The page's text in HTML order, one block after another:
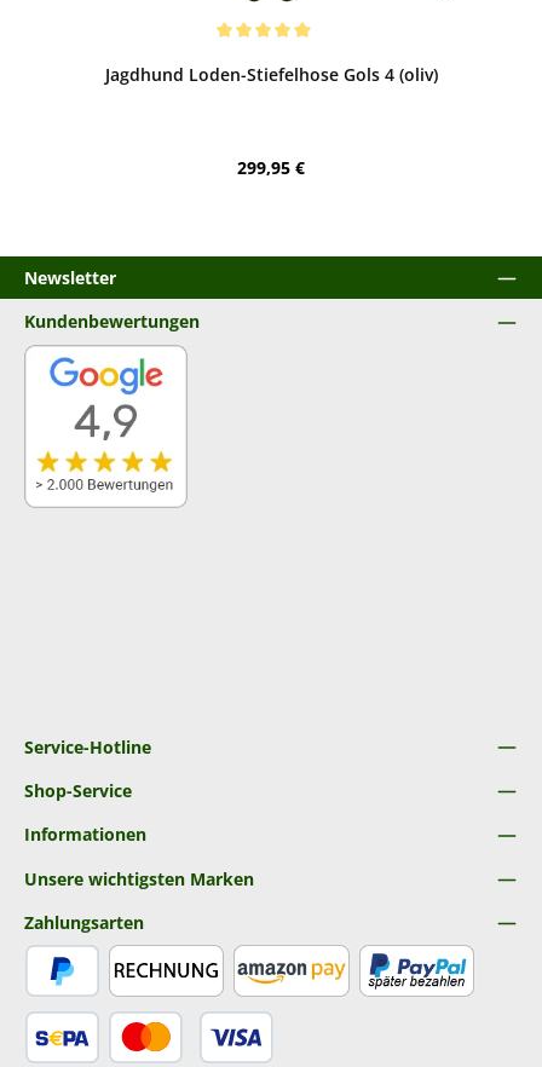
Jagdhund Loden-Stiefelhose Gols 4 (oliv)
Regulärer Preis:
299,95 €
Newsletter
Service-Hotline
Shop-Service
Informationen
Unsere wichtigsten Marken
Kundenbewertungen
Zahlungsarten